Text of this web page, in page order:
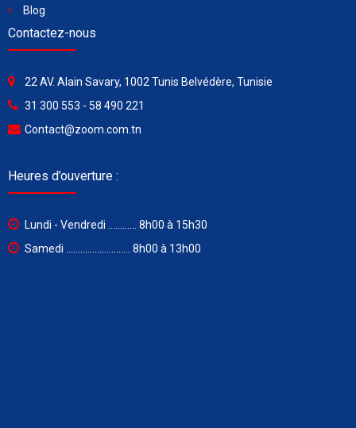
Blog
Contactez-nous
22 AV. Alain Savary, 1002 Tunis Belvédère, Tunisie
31 300 553 - 58 490 221
Contact@zoom.com.tn
Heures d’ouverture :
Lundi - Vendredi ............ 8h00 à 15h30
Samedi ........................... 8h00 à 13h00